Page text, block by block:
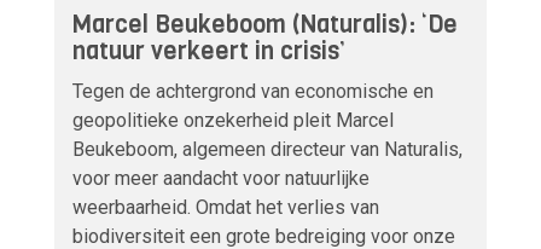
Marcel Beukeboom (Naturalis): ‘De
natuur verkeert in crisis’
Tegen de achtergrond van economische en
geopolitieke onzekerheid pleit Marcel
Beukeboom, algemeen directeur van Naturalis,
voor meer aandacht voor natuurlijke
weerbaarheid. Omdat het verlies van
biodiversiteit een grote bedreiging voor onze